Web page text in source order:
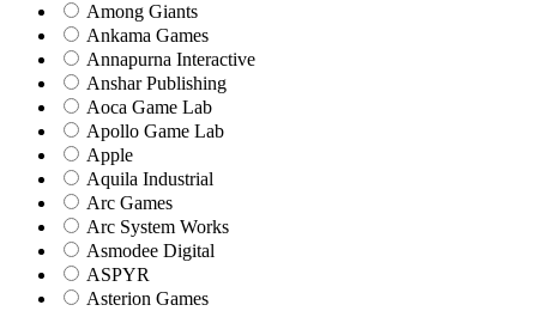
Among Giants
Ankama Games
Annapurna Interactive
Anshar Publishing
Aoca Game Lab
Apollo Game Lab
Apple
Aquila Industrial
Arc Games
Arc System Works
Asmodee Digital
ASPYR
Asterion Games